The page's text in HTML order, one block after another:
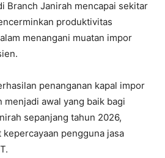
Branch Janirah mencapai sekitar
produktivitas
menangani muatan impor
penanganan kapal impor
menjadi awal yang baik bagi
sepanjang tahun 2026,
pengguna jasa